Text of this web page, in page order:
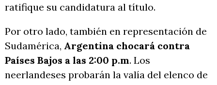
ratifique su candidatura al título.
Por otro lado, también en representación de
Sudamérica, Argentina chocará contra
Países Bajos a las 2:00 p.m. Los
neerlandeses probarán la valía del elenco de